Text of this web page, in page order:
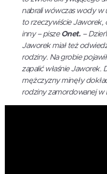
nabrali wówczas wody w
to rzeczywiście Jaworek,
inny – pisze Onet. –
Jaworek miał też
rodziny. Na grobie
zapalić właśnie Jaworek.
mężczyzny minęły
rodziny zamordowanej w